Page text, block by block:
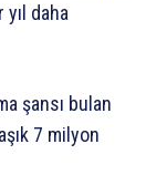
daha
şansı bulan
7 milyon